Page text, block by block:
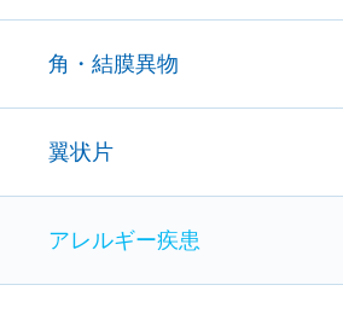
角・結膜異物
翼状片
アレルギー疾患